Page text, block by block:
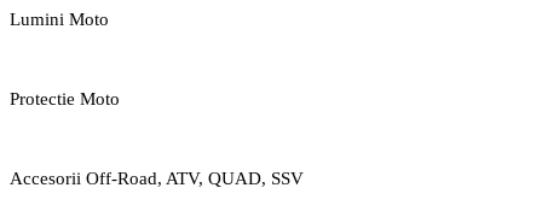
Lumini Moto
Protectie Moto
Accesorii Off-Road, ATV, QUAD, SSV